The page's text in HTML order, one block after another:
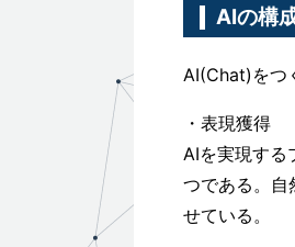
AIの構
AI(Chat)をつ
・表現獲得
AIを実現する
つである。自
せている。